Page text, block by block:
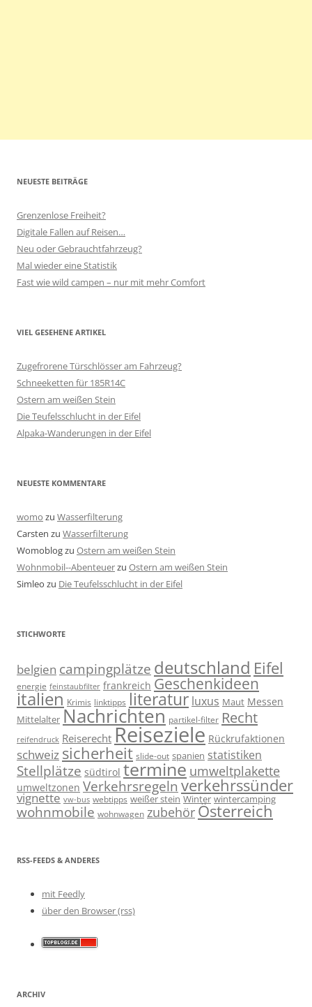
NEUESTE BEITRÄGE
Grenzenlose Freiheit?
Digitale Fallen auf Reisen…
Neu oder Gebrauchtfahrzeug?
Mal wieder eine Statistik
Fast wie wild campen – nur mit mehr Comfort
VIEL GESEHENE ARTIKEL
Zugefrorene Türschlösser am Fahrzeug?
Schneeketten für 185R14C
Ostern am weißen Stein
Die Teufelsschlucht in der Eifel
Alpaka-Wanderungen in der Eifel
NEUESTE KOMMENTARE
womo zu Wasserfilterung
Carsten zu Wasserfilterung
Womoblogzu Ostern am weißen Stein
Wohnmobil--Abenteuerzu Ostern am weißen Stein
Simleo zu Die Teufelsschlucht in der Eifel
STICHWORTE
belgien campingplätze deutschland Eifel
energie feinstaubfilter frankreich Geschenkideen
italien Krimis linktipps literatur luxus Maut Messen
Mittelalter Nachrichten partikel-filter Recht
reifendruck Reiserecht Reiseziele Rückrufaktionen
schweiz sicherheit slide-out spanien statistiken
Stellplätze südtirol termine umweltplakette
umweltzonen Verkehrsregeln verkehrssünder
vignette vw-bus webtipps weißer stein Winter wintercamping
wohnmobile wohnwagen zubehör Österreich
RSS-FEEDS & ANDERES
mit Feedly
über den Browser (rss)
ARCHIV